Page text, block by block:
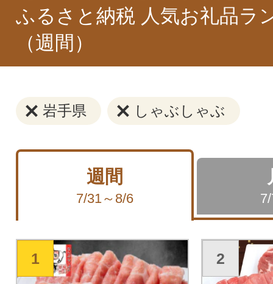
ふるさと納税 人気お礼品ラ
（週間）
岩手県 しゃぶしゃぶ
週間
7/31～8/6
1 2